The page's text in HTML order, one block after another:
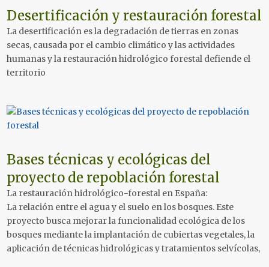
Desertificación y restauración forestal
La desertificación es la degradación de tierras en zonas
secas, causada por el cambio climático y las actividades
humanas y la restauración hidrológico forestal defiende el
territorio
Bases técnicas y ecológicas del
proyecto de repoblación forestal
La restauración hidrológico-forestal en España:
La relación entre el agua y el suelo en los bosques. Este
proyecto busca mejorar la funcionalidad ecológica de los
bosques mediante la implantación de cubiertas vegetales, la
aplicación de técnicas hidrológicas y tratamientos selvícolas,